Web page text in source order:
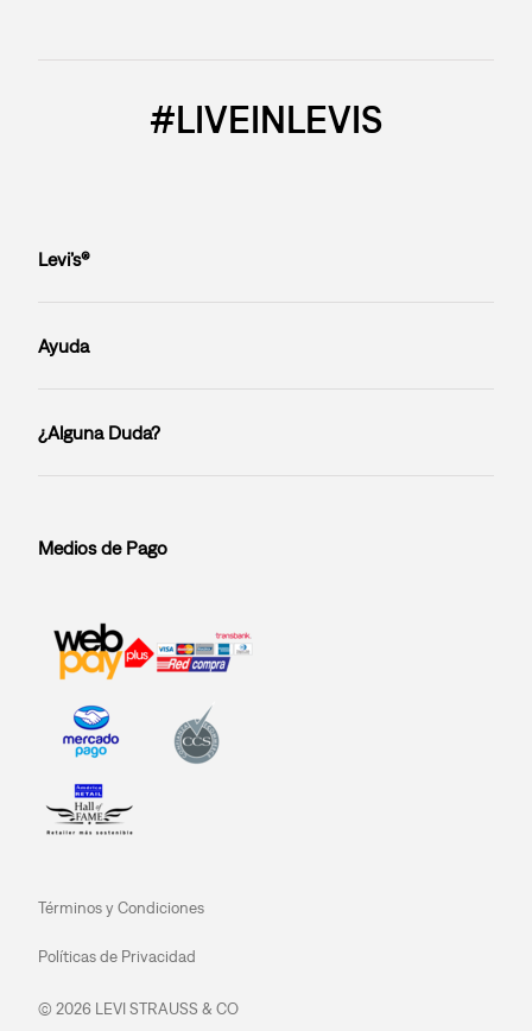
#LIVEINLEVIS
Levi’s®
Ayuda
¿Alguna Duda?
Medios de Pago
Términos y Condiciones
Políticas de Privacidad
© 2026 LEVI STRAUSS & CO